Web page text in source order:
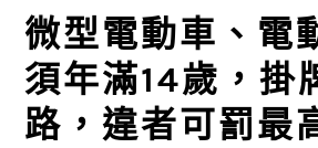
微型電動車、電
須年滿14歲，掛
路，違者可罰最